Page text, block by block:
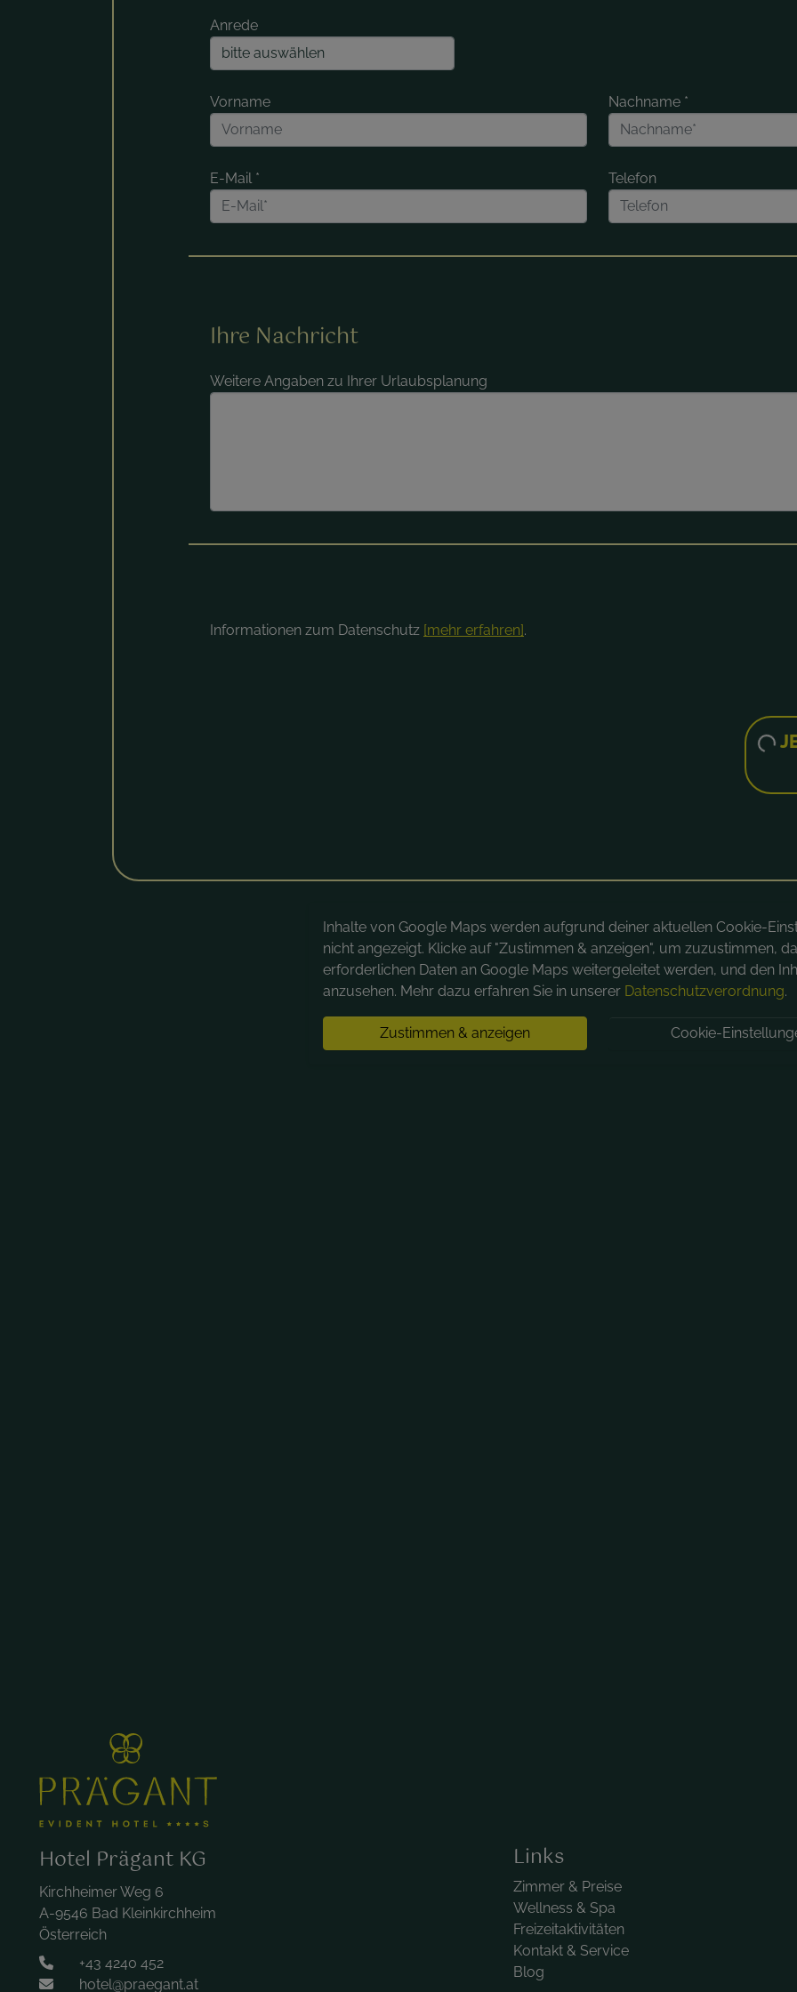
Anrede
Vorname Nachname *
E-Mail * Telefon
Ihre Nachricht
Weitere Angaben zu Ihrer Urlaubsplanung
Informationen zum Datenschutz [mehr erfahren].
JETZT UNVERBINDLICH
Inhalte von Google Maps werden aufgrund deiner aktuellen Cookie-
nicht angezeigt. Klicke auf "Zustimmen & anzeigen", um zuzustimmen,
erforderlichen Daten an Google Maps weitergeleitet werden, und den
anzusehen. Mehr dazu erfahren Sie in unserer Datenschutzverordnung.
Zustimmen & anzeigen Cookie-
Hotel Prägant KG
Kirchheimer Weg 6
A-9546 Bad Kleinkirchheim
Österreich
+43 4240 452
hotel@praegant.at
Links
Zimmer & Preise
Wellness & Spa
Freizeitaktivitäten
Kontakt & Service
Blog